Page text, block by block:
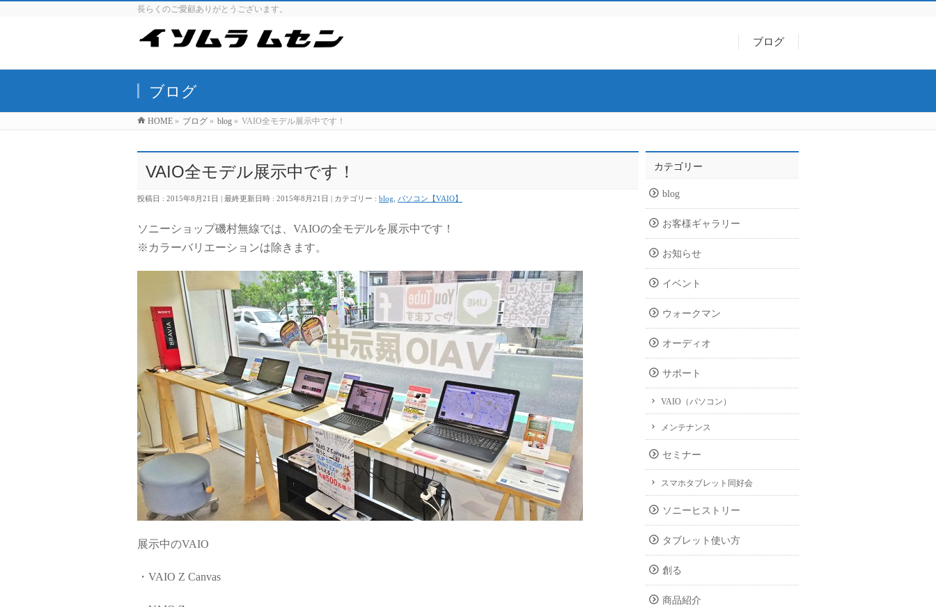
長らくのご愛顧ありがとうございます。
ブログ
ブログ
HOME » ブログ » blog » VAIO全モデル展示中です！
VAIO全モデル展示中です！
投稿日 : 2015年8月21日 最終更新日時 : 2015年8月21日 カテゴリー : blog パソコン【VAIO】
ソニーショップ磯村無線では、VAIOの全モデルを展示中です！
※カラーバリエーションは除きます。
展示中のVAIO
・VAIO Z Canvas
カテゴリー
blog
お客様ギャラリー
お知らせ
イベント
ウォークマン
オーディオ
サポート
VAIO（パソコン）
メンテナンス
セミナー
スマホタブレット同好会
ソニーヒストリー
タブレット使い方
創る
商品紹介